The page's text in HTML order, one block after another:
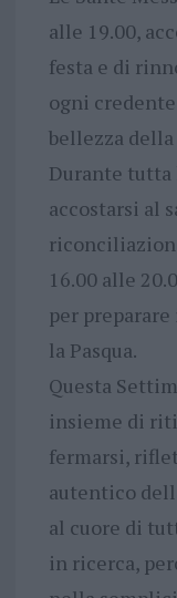
alle 19.00,
festa e di
ogni
bellezza
Durante tutta
accostarsi al
16.00 alle
per
la Pasqua.
Questa
insieme di
fermarsi,
autentico
al cuore di
in ricerca,